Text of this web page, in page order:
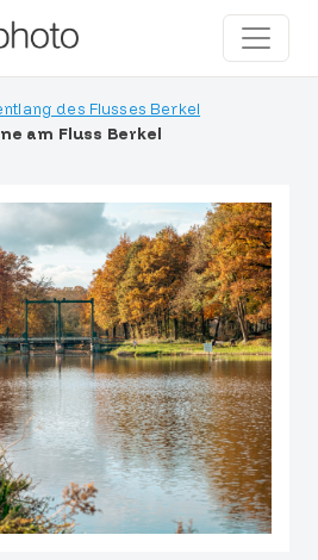
des Flusses Berkel
am Fluss Berkel